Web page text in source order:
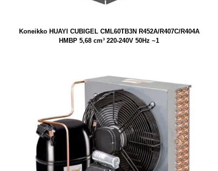
Koneikko HUAYI CUBIGEL CML60TB3N R452A/R407C/R404A
HMBP 5,68 cm³ 220-240V 50Hz ~1